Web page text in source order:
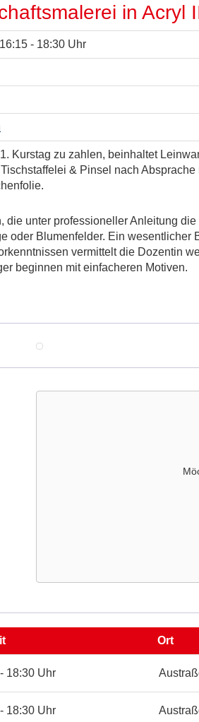
in Acryl
- 18:30 Uhr
Kurstag zu zahlen, beinhaltet
& Pinsel nach
die unter professioneller Anleitung
oder Blumenfelder. Ein
vermittelt die Dozentin
beginnen mit einfacheren Motiven.
Maps
Karte
Elena
Romanzin,
Austr.
Ort
18:30 Uhr
18:30 Uhr